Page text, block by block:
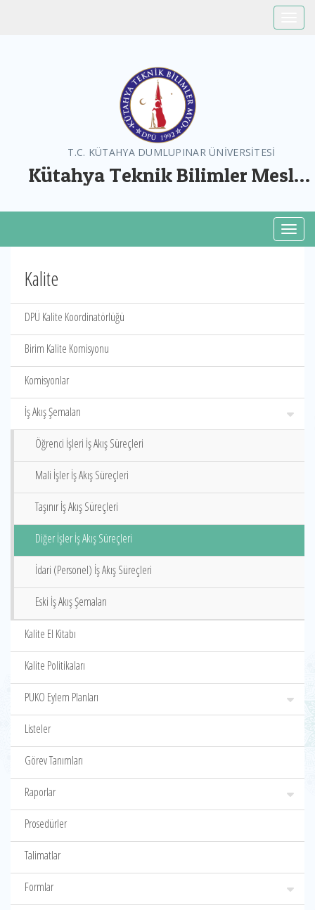
T.C. KÜTAHYA DUMLUPINAR ÜNİVERSİTESİ
Kütahya Teknik Bilimler Meslek
Kalite
DPÜ Kalite Koordinatörlüğü
Birim Kalite Komisyonu
Komisyonlar
İş Akış Şemaları
Öğrenci İşleri İş Akış Süreçleri
Mali İşler İş Akış Süreçleri
Taşınır İş Akış Süreçleri
Diğer İşler İş Akış Süreçleri
İdari (Personel) İş Akış Süreçleri
Eski İş Akış Şemaları
Kalite El Kitabı
Kalite Politikaları
PUKO Eylem Planları
Listeler
Görev Tanımları
Raporlar
Prosedürler
Talimatlar
Formlar